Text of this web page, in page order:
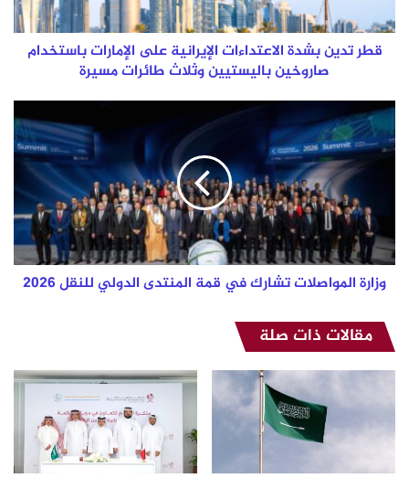
صاروخين
باليستيين
مسيرة
قطر تدين بشدة الاعتداءات الإيرانية على الإمارات باستخدام
صاروخين باليستيين وثلاث طائرات مسيرة
وزارة
المواصلات
تشارك
المنتدى
الدولي
للنقل
2026
وزارة المواصلات تشارك في قمة المنتدى الدولي للنقل 2026
مقالات ذات صلة